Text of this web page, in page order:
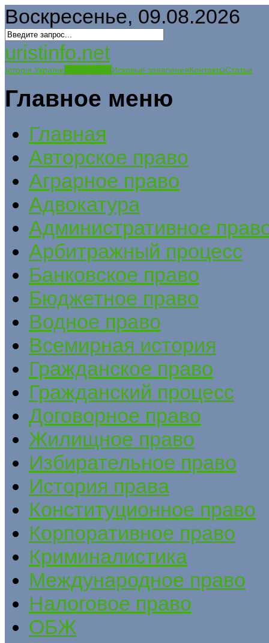
Воскресенье, 09.08.2026
uristinfo.net
Історія України Исковые заявленияКонтактыСтатьи
Главное меню
Главная
Авторское право
Аграрное право
Адвокатура
Административное
Арбитражный процесс
Банковское право
Бюджетное право
Водное право
Всемирная история
Гражданское право
Гражданский процесс
Договорное право
Жилищное право
Избирательное право
История права
Конституционное право
Корпоративное право
Криминалистика
Международное право
Налоговое право
ОБЖ